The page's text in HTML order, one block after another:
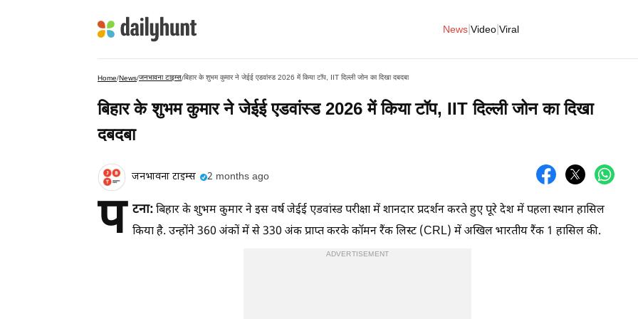
News Video Viral
Home/News/जनभावना टाइम्स/बिहार के शुभम कुमार ने जेईई एडवांस्ड 2026 में किया टॉप, IIT दिल्ली जोन का दिखा दबदबा
बिहार के शुभम कुमार ने जेईई एडवांस्ड 2026 में किया टॉप, IIT दिल्ली जोन का दिखा
दबदबा
जनभावना टाइम्स 2 months ago
प टना:बिहार के शुभम कुमार ने इस वर्ष जेईई एडवांस्ड परीक्षा में शानदार प्रदर्शन करते हुए पूरे देश में पहला स्थान हासिल
किया है. उन्होंने 360 अंकों में से 330 अंक प्राप्त करके कॉमन रैंक लिस्ट (CRL) में अखिल भारतीय रैंक 1 हासिल की.
ADVERTISEMENT